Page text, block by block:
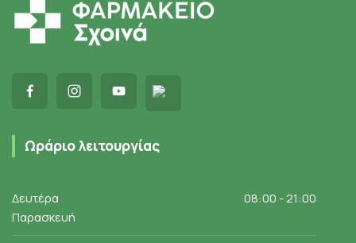
Ωράριο λειτουργίας
Δευτέρα
Παρασκευή
08:00 - 21:00